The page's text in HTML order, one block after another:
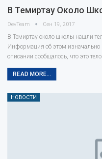
В Темиртау Около
DevTeam Сен 19, 2017
В Темиртау около школы нашли
Информация об этом изначально
описании сообщалось, что это
READ MORE...
НОВОСТИ